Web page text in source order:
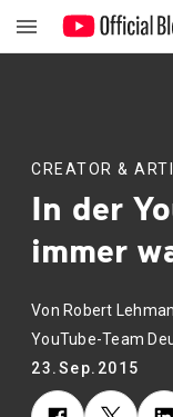
CREATOR &
In der
immer
Von Robert
YouTube-Team
23.Sep.2015